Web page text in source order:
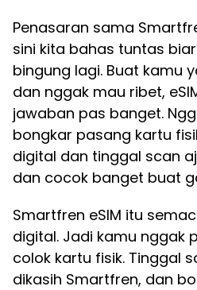
Penasaran sama
sini kita bahas tuntas
bingung lagi. Buat kamu
dan nggak mau ribet,
jawaban pas banget.
bongkar pasang kartu
digital dan tinggal scan
dan cocok banget buat
Smartfren eSIM itu
digital. Jadi kamu nggak
colok kartu fisik. Tinggal
dikasih Smartfren, dan